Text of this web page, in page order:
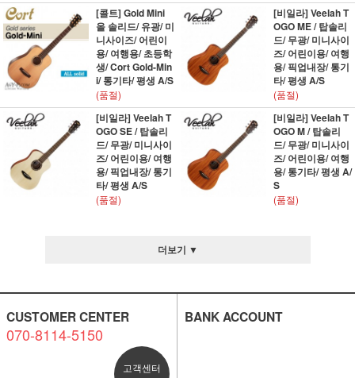
[콜트] Gold Mini
올 솔리드/ 유광/ 미
니사이즈/ 어린이
용/ 여행용/ 초등학
생/ Cort Gold-Min
i/ 통기타/ 평생 A/S
(품절)
[비일라] Veelah T
OGO ME / 탑솔리
드/ 무광/ 미니사이
즈/ 어린이용/ 여행
용/ 픽업내장/ 통기
타/ 평생 A/S
(품절)
[비일라] Veelah T
OGO SE / 탑솔리
드/ 무광/ 미니사이
즈/ 어린이용/ 여행
용/ 픽업내장/ 통기
타/ 평생 A/S
(품절)
[비일라] Veelah T
OGO M / 탑솔리
드/ 무광/ 미니사이
즈/ 어린이용/ 여행
용/ 통기타/ 평생 A/
S
(품절)
더보기 ▼
CUSTOMER CENTER
070-8114-5150
고객센터
BANK ACCOUNT